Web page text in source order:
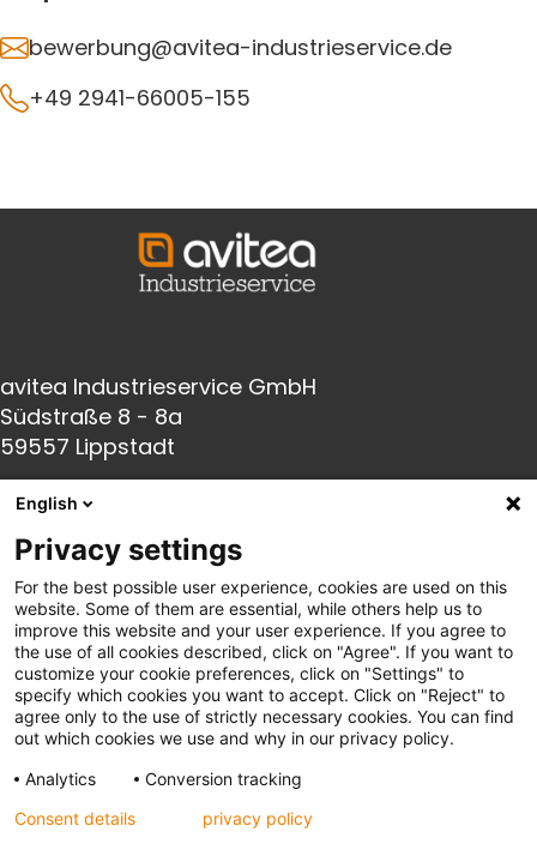
bewerbung@avitea-industrieservice.de
+49 2941-66005-155
avitea Industrieservice GmbH
Südstraße 8 - 8a
59557 Lippstadt
Fon:+49(0) 2941 66005-0
Fax: +49(0) 2941 66005-140
E-Mail:info@avitea-industrieservice.de
Links
Impressum
AGB
English
Privacy settings
For the best possible user experience, cookies are used on this
website. Some of them are essential, while others help us to
improve this website and your user experience. If you agree to
the use of all cookies described, click on "Agree". If you want to
customize your cookie preferences, click on "Settings" to
specify which cookies you want to accept. Click on "Reject" to
agree only to the use of strictly necessary cookies. You can find
out which cookies we use and why in our privacy policy.
Analytics
Conversion tracking
Consent details
privacy policy